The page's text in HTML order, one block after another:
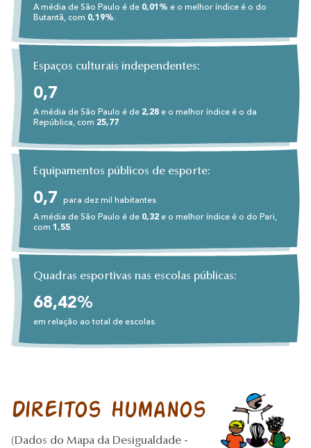
A média de São Paulo é de 0,01% e o melhor índice é o do
Butantã, com 0,19%.
Espaços culturais independentes:
0,7
A média de São Paulo é de 2,28 e o melhor índice é o da
República, com 25,77.
Equipamentos públicos de esporte:
0,7
para dez mil habitantes
A média de São Paulo é de 0,32 e o melhor índice é o do Pari,
com 1,55.
Quadras esportivas nas escolas públicas:
68,42%
em relação ao total de escolas.
Direitos humanos
(Dados do Mapa da Desigualdade -